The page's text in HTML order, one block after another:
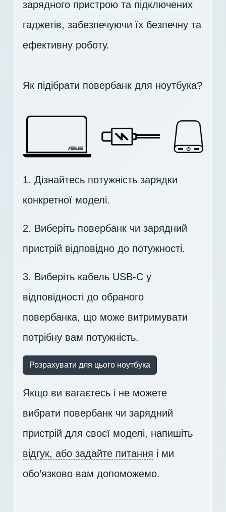
зарядного пристрою та підключених
гаджетів, забезпечуючи їх безпечну та
ефективну роботу.
Як підібрати повербанк для ноутбука?
1. Дізнайтесь потужність зарядки
конкретної моделі.
2. Виберіть повербанк чи зарядний
пристрій відповідно до потужності.
3. Виберіть кабель USB-C у
відповідності до обраного
повербанка, що може витримувати
потрібну вам потужність.
Розрахувати для цього ноутбука
Якщо ви вагаєтесь і не можете
вибрати повербанк чи зарядний
пристрій для своєї моделі, напишіть
відгук, або задайте питання і ми
обо’язково вам допоможемо.